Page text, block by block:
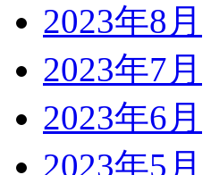
2023年8月
2023年7月
2023年6月
2023年5月